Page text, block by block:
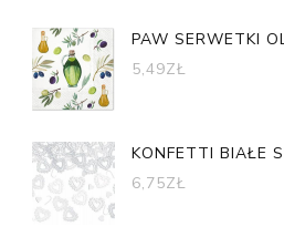
PAW SERWETKI
5,49ZŁ
KONFETTI BIAŁE
6,75ZŁ